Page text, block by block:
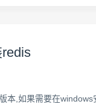
本,如果需要在